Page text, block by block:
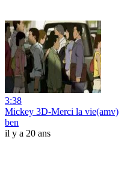
3:38
Mickey 3D-Merci la vie(amv)
ben
il y a 20 ans